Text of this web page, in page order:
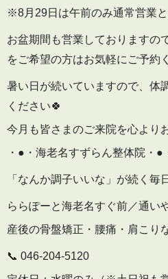
※8月29日は午前のみ通常営業と
お盆期間も営業しておりますの
をご希望の方はお気軽にご予約
暑い日が続いていますので、体
ください🍀
今月も皆さまのご来院を心より
・●・海老名すずらん整体院・●
「なんか調子いいな」が続く毎
ららぽーと海老名すぐ前／通い
産後の骨盤矯正・腰痛・肩こり
📞 046-204-5120